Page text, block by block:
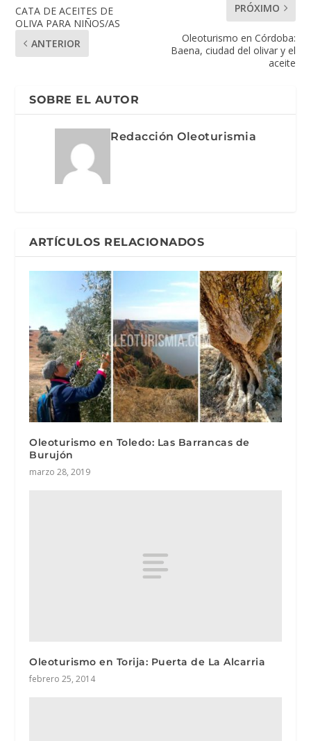
CATA DE ACEITES DE
OLIVA PARA NIÑOS/AS
ANTERIOR
PRÓXIMO
Oleoturismo en Córdoba:
Baena, ciudad del olivar y el
aceite
SOBRE EL AUTOR
Redacción Oleoturismia
ARTÍCULOS RELACIONADOS
Oleoturismo en Toledo: Las Barrancas de
Burujón
marzo 28, 2019
Oleoturismo en Torija: Puerta de La Alcarria
febrero 25, 2014